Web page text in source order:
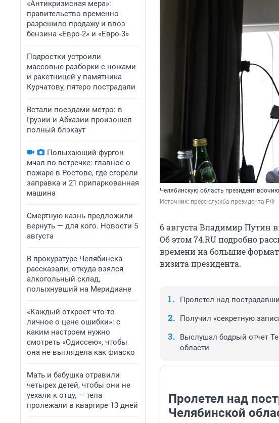
«Антикризисная мера»:
правительство временно
разрешило продажу и ввоз
бензина «Евро-2» и «Евро-3»
Подростки устроили
массовые разборки с ножами
и ракетницей у памятника
Курчатову, пятеро пострадали
Встали поездами метро: в
Грузии и Абхазии произошел
полный блэкаут
Полыхающий фургон
мчал по встречке: главное о
пожаре в Ростове, где сгорели
заправка и 21 припаркованная
машина
Смертную казнь предложили
вернуть — для кого. Новости 5
августа
В прокуратуре Челябинска
рассказали, откуда взялся
алкогольный склад,
полыхнувший на Меридиане
«Каждый откроет что-то
личное о цене ошибки»: с
каким настроем нужно
смотреть «Одиссею», чтобы
она не выглядела как фиаско
Мать и бабушка отравили
четырех детей, чтобы они не
уехали к отцу, — тела
пролежали в квартире 13 дней
Челябинскую область президент
Источник: пресс-служба президента РФ
6 августа Владимир Путин
Об этом 74.RU подробно
времени на большие
визита президента.
Пролетел над
Получил «секретную
Выслушал бодрый отчет
области
Пролетел над
Челябинской